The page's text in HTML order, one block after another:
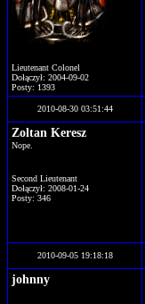
Lieutenant Colonel
Dołączył: 2004-09-02
Posty: 1393
2010-08-30 03:51:44
Zoltan Keresz
Nope.
Second Lieutenant
Dołączył: 2008-01-24
Posty: 346
2010-09-05 19:18:18
johnny